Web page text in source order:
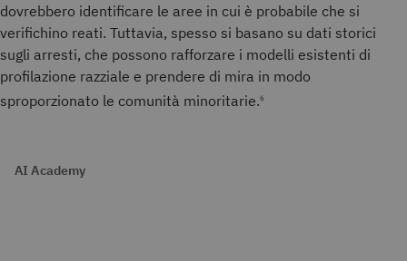
dovrebbero identificare le aree in cui è probabile che si
verifichino reati. Tuttavia, spesso si basano su dati storici
sugli arresti, che possono rafforzare i modelli esistenti di
profilazione razziale e prendere di mira in modo
sproporzionato le comunità minoritarie.6
AI Academy